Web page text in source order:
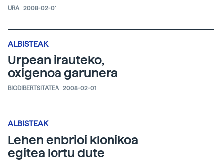
URA 2008-02-01
ALBISTEAK
Urpean irauteko,
oxigenoa garunera
BIODIBERTSITATEA 2008-02-01
ALBISTEAK
Lehen enbrioi klonikoa
egitea lortu dute